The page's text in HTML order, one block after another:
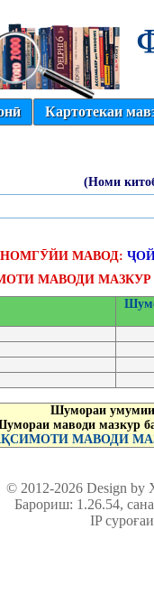
Картотекаи
(Номи
НОМГӮЙИ МАВОД:
МАВОДИ
Шумораи умумии
маводи мазкур
МАВОДИ
© 2012-2026 Design
Барориш: 1.26.54,
IP